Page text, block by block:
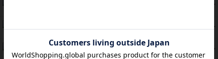
PT
59 PT
PT
キャプテン・フリップ：イスラ・ボンバ
紹介文なし 2件の投稿